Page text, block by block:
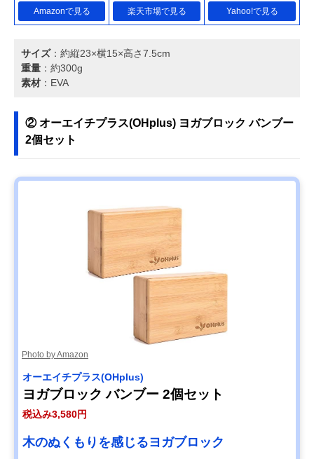
Amazonで見る 楽天市場で見る Yahoo!で見る
サイズ：約縦23×横15×高さ7.5cm
重量 ：約300g
素材 ：EVA
② オーエイチプラス(OHplus) ヨガブロック バンブー
2個セット
Photo by Amazon
オーエイチプラス(OHplus)
ヨガブロック バンブー 2個セット
税込み3,580円
木のぬくもりを感じるヨガブロック